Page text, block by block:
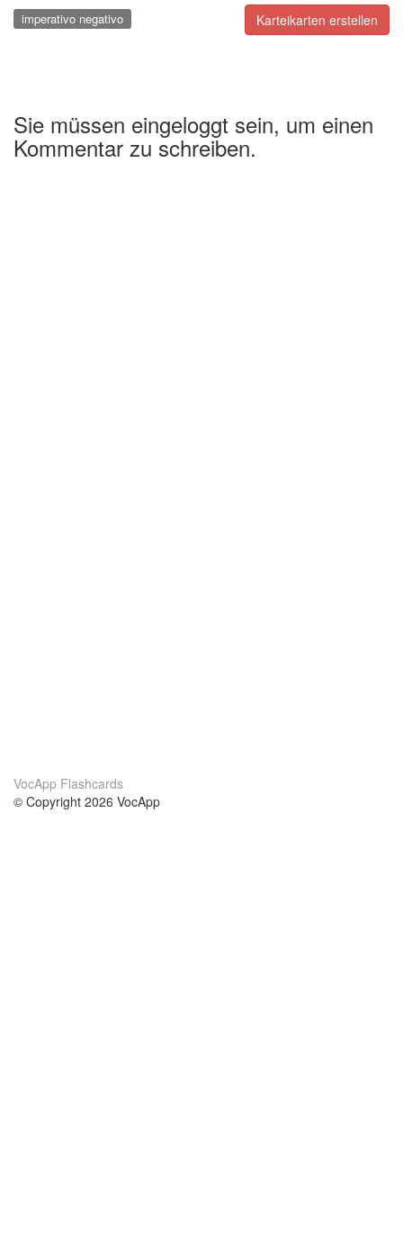
Karteikarten erstellen
imperativo negativo
Sie müssen eingeloggt sein, um einen
Kommentar zu schreiben.
VocApp Flashcards
© Copyright 2026 VocApp